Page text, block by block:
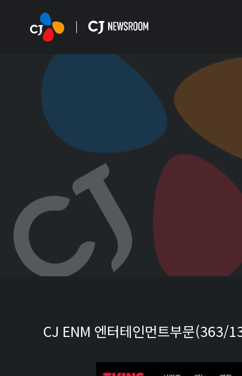
CJ ENM 엔터테인먼트부문(363/